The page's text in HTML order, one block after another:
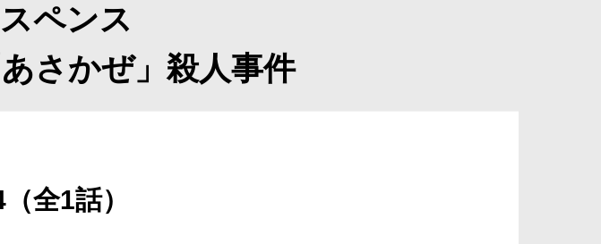
ペンス
さかぜ」殺人事件
全1話）